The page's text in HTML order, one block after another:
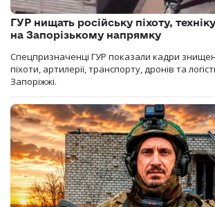
ГУР нищать російську піхоту,
на Запорізькому напрямку
Спецпризначенці ГУР показали кадри
піхоти, артилерії, транспорту, дронів та
Запоріжжі.